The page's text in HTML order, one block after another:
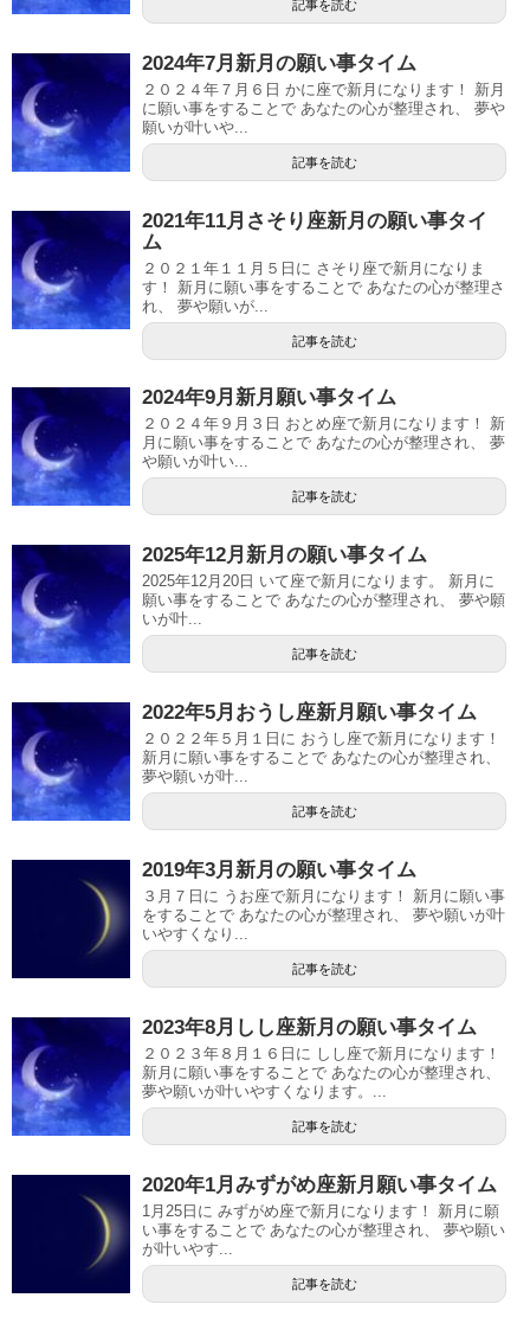
記事を読む
2024年7月新月の願い事タイム
２０２４年７月６日 かに座で新月になります！ 新月
に願い事をすることで あなたの心が整理され、 夢や
願いが叶いや...
記事を読む
2021年11月さそり座新月の願い事タイ
ム
２０２１年１１月５日に さそり座で新月になりま
す！ 新月に願い事をすることで あなたの心が整理さ
れ、 夢や願いが...
記事を読む
2024年9月新月願い事タイム
２０２４年９月３日 おとめ座で新月になります！ 新
月に願い事をすることで あなたの心が整理され、 夢
や願いが叶い...
記事を読む
2025年12月新月の願い事タイム
2025年12月20日 いて座で新月になります。 新月に
願い事をすることで あなたの心が整理され、 夢や願
いが叶...
記事を読む
2022年5月おうし座新月願い事タイム
２０２２年５月１日に おうし座で新月になります！
新月に願い事をすることで あなたの心が整理され、
夢や願いが叶...
記事を読む
2019年3月新月の願い事タイム
３月７日に うお座で新月になります！ 新月に願い事
をすることで あなたの心が整理され、 夢や願いが叶
いやすくなり...
記事を読む
2023年8月しし座新月の願い事タイム
２０２３年８月１６日に しし座で新月になります！
新月に願い事をすることで あなたの心が整理され、
夢や願いが叶いやすくなります。...
記事を読む
2020年1月みずがめ座新月願い事タイム
1月25日に みずがめ座で新月になります！ 新月に願
い事をすることで あなたの心が整理され、 夢や願い
が叶いやす...
記事を読む